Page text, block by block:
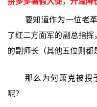
要知道作为一位老
了红二方面军的副总指
的副师长（其他五位则都
那么为何萧克被授
呢？